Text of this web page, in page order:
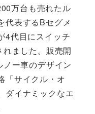
万台も売れたル
代表するBセグメ
4代目にスイッチ
ました。販売開
ー車のデザイン
「サイクル・オ
ダイナミックなエ